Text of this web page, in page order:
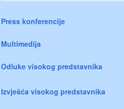
Press konferencije
Multimedija
Odluke visokog predstavnika
Izvješća visokog predstavnika